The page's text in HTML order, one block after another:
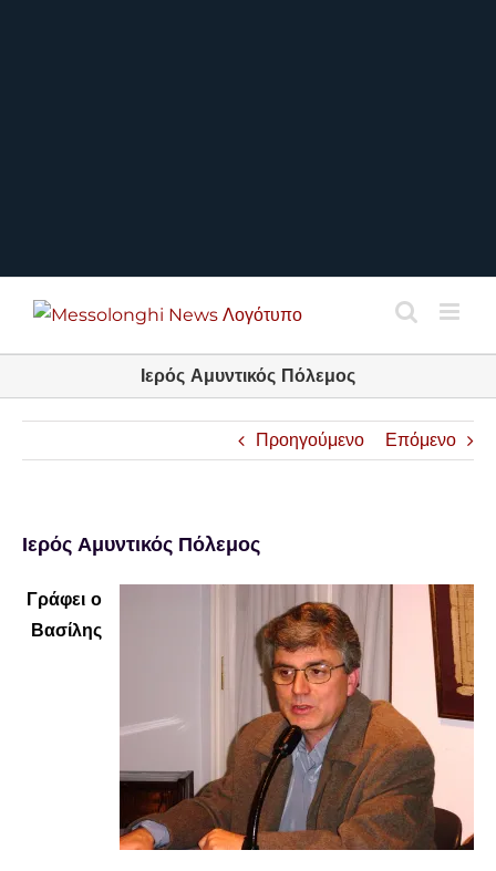
Ιερός Αμυντικός Πόλεμος
Προηγούμενο Επόμενο
Ιερός Αμυντικός Πόλεμος
Γράφει ο
Βασίλης